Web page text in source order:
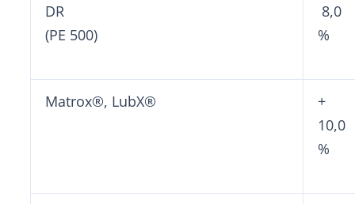
DR
(PE 500)
8,0
%
Matrox®, LubX®
+
10,0
%